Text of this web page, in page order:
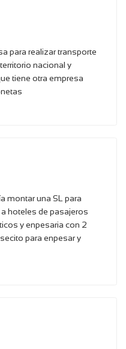
para realizar transporte
nacional y
tiene otra empresa
montar una SL para
hoteles de pasajeros
y enpesaria con 2
para enpesar y